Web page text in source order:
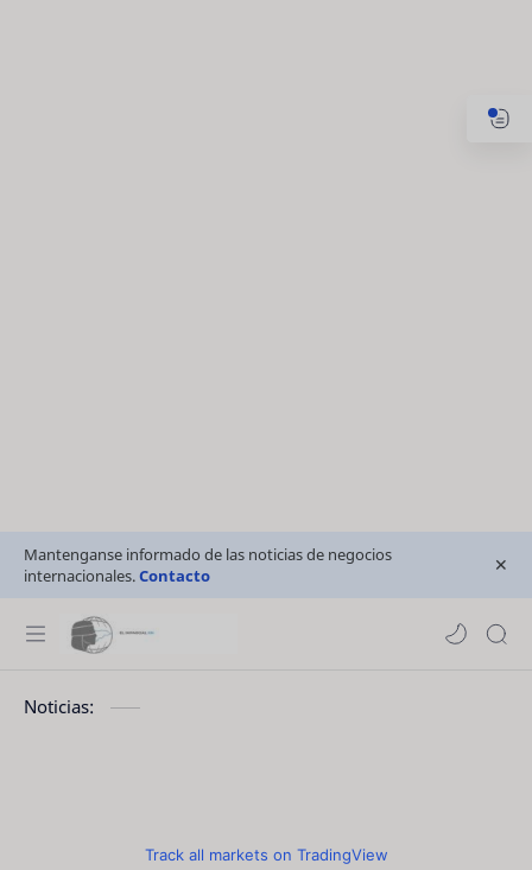
Mantenganse informado de las noticias de negocios
internacionales.Contacto
Noticias:
Track all markets on TradingView